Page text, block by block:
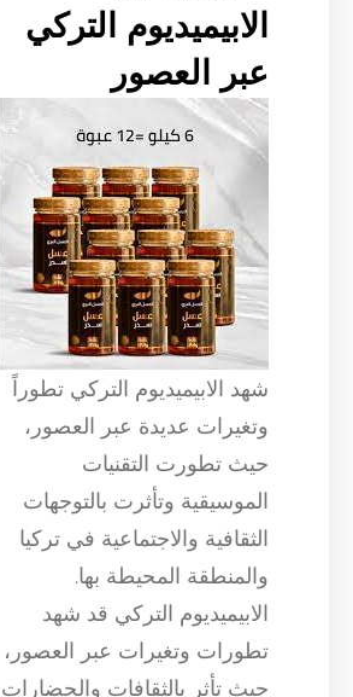
الابيميديوم التركي
عبر العصور
شهد الابيميديوم التركي تطوراً
وتغيرات عديدة عبر العصور،
حيث تطورت التقنيات
الموسيقية وتأثرت بالتوجهات
الثقافية والاجتماعية في تركيا
والمنطقة المحيطة بها.
الابيميديوم التركي قد شهد
تطورات وتغيرات عبر العصور،
حيث تأثر بالثقافات والحضارات